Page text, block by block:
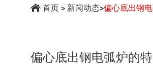
首页 > 新闻动态>偏心底出钢
偏心底出钢电弧炉的